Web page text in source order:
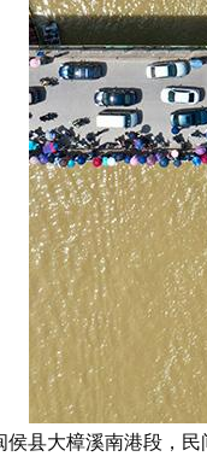
侯县大樟溪南港段，